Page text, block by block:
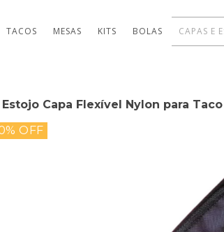
TACOS MESAS KITS BOLAS CAPAS E
Estojo Capa Flexível Nylon para
% OFF